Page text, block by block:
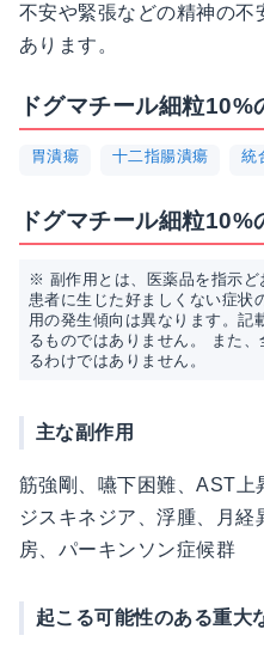
不安や緊張などの精神の
あります。
ドグマチール細粒10%
胃潰瘍 十二指腸潰瘍 統
ドグマチール細粒10%
※ 副作用とは、医薬品を指示ど
患者に生じた好ましくない症状
用の発生傾向は異なります。記
るものではありません。 また
るわけではありません。
主な副作用
筋強剛、嚥下困難、AST上
ジスキネジア、浮腫、月
房、パーキンソン症候群
起こる可能性のある重大